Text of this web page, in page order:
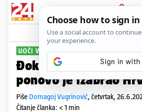
PRIJAVA
Sport
UOČI WIMBLEDONA
Đoković ima novog
ponovo je izabrao
Piše Domagoj Vugrinović, četvrtak,
Čitanje članka: < 1 min